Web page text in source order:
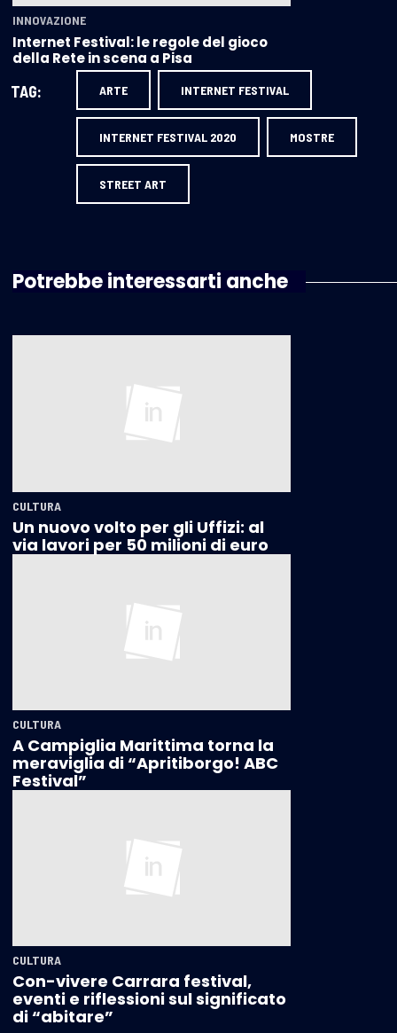
INNOVAZIONE
Internet Festival: le regole del gioco
della Rete in scena a Pisa
TAG: ARTE INTERNET FESTIVAL
INTERNET FESTIVAL 2020 MOSTRE
STREET ART
Potrebbe interessarti anche
CULTURA
Un nuovo volto per gli Uffizi: al
via lavori per 50 milioni di euro
CULTURA
A Campiglia Marittima torna la
meraviglia di “Apritiborgo! ABC
Festival”
CULTURA
Con-vivere Carrara festival,
eventi e riflessioni sul significato
di “abitare”